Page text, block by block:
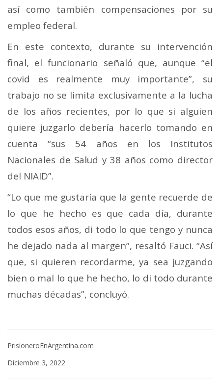
así como también compensaciones por su
empleo federal.
En este contexto, durante su intervención
final, el funcionario señaló que, aunque “el
covid es realmente muy importante”, su
trabajo no se limita exclusivamente a la lucha
de los años recientes, por lo que si alguien
quiere juzgarlo debería hacerlo tomando en
cuenta “sus 54 años en los Institutos
Nacionales de Salud y 38 años como director
del NIAID”.
“Lo que me gustaría que la gente recuerde de
lo que he hecho es que cada día, durante
todos esos años, di todo lo que tengo y nunca
he dejado nada al margen”, resaltó Fauci. “Así
que, si quieren recordarme, ya sea juzgando
bien o mal lo que he hecho, lo di todo durante
muchas décadas”, concluyó.
PrisioneroEnArgentina.com
Diciembre 3, 2022